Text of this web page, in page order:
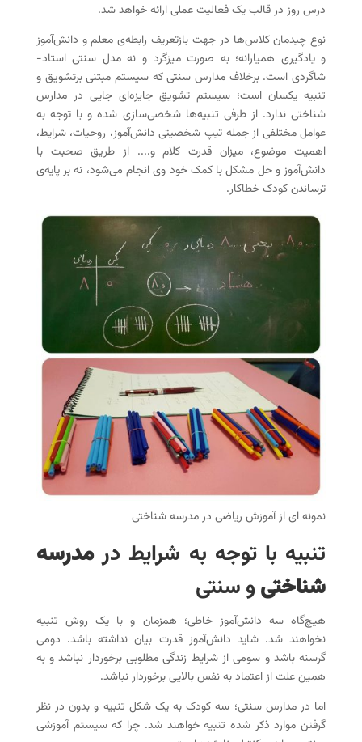
درس روز در قالب یک فعالیت عملی ارائه خواهد شد.
نوع چیدمان کلاس‌ها در جهت بازتعریف رابطه‌ی معلم و دانش‌آموز
و یادگیری همیارانه؛ به صورت میزگرد و نه مدل سنتی استاد-
شاگردی است. برخلاف مدارس سنتی که سیستم مبتنی برتشویق و
تنبیه یکسان است؛ سیستم تشویق جایزه‌ای جایی در مدارس
شناختی ندارد. از طرفی تنبیه‌ها شخصی‌سازی شده و با توجه به
عوامل مختلفی از جمله تیپ شخصیتی دانش‌آموز، روحیات، شرایط،
اهمیت موضوع، میزان قدرت کلام و.... از طریق صحبت با
دانش‌آموز و حل مشکل با کمک خود وی انجام می‌شود، نه بر پایه‌ی
ترساندن کودک خطاکار.
نمونه ای از آموزش ریاضی در مدرسه شناختی
تنبیه با توجه به شرایط درمدرسه
شناختیو سنتی
هیچ‌گاه سه دانش‌آموز خاطی؛ همزمان و با یک روش تنبیه
نخواهند شد. شاید دانش‌آموز قدرت بیان نداشته باشد. دومی
گرسنه باشد و سومی از شرایط زندگی مطلوبی برخوردار نباشد و به
همین علت از اعتماد به نفس بالایی برخوردار نباشد.
اما در مدارس سنتی؛ سه کودک به یک شکل تنبیه و بدون در نظر
گرفتن موارد ذکر شده تنبیه خواهند شد. چرا که سیستم آموزشی